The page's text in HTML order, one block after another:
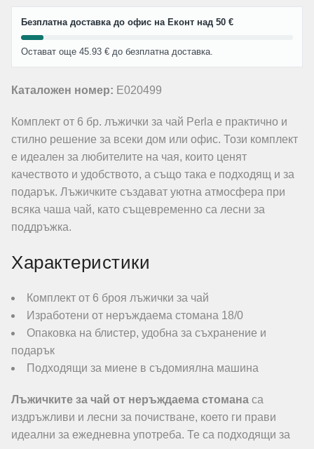
Безплатна доставка до офис на Еконт над 50 €
Остават още 45.93 € до безплатна доставка.
Каталожен номер: E020499
Комплект от 6 бр. лъжички за чай Perla е практично и
стилно решение за всеки дом или офис. Този комплект
е идеален за любителите на чая, които ценят
качеството и удобството, а също така е подходящ и за
подарък. Лъжичките създават уютна атмосфера при
всяка чаша чай, като същевременно са лесни за
поддръжка.
Характеристики
Комплект от 6 броя лъжички за чай
Изработени от неръждаема стомана 18/0
Опаковка на блистер, удобна за съхранение и
подарък
Подходящи за миене в съдомиялна машина
Лъжичките за чай от неръждаема стомана са
издръжливи и лесни за почистване, което ги прави
идеални за ежедневна употреба. Те са подходящи за